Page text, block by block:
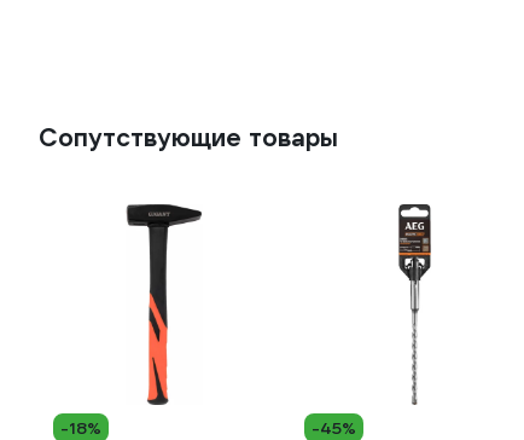
Сопутствующие товары
-18% -45%